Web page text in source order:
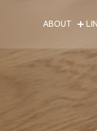
ABOUT